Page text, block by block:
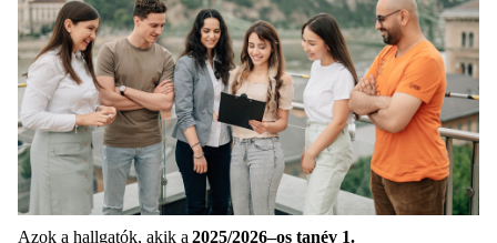
Azok a hallgatók, akik a 2025/2026–os tanév 1.